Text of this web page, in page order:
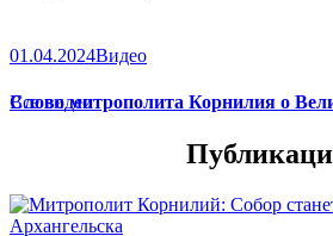
01.04.2024Видео
Слово митрополита Корнилия о
Все видео